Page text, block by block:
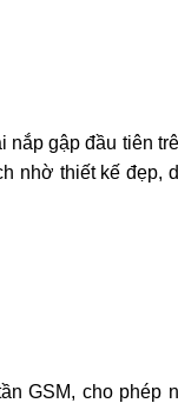
nắp gập đầu tiên
nhờ thiết kế đẹp,
GSM, cho phép